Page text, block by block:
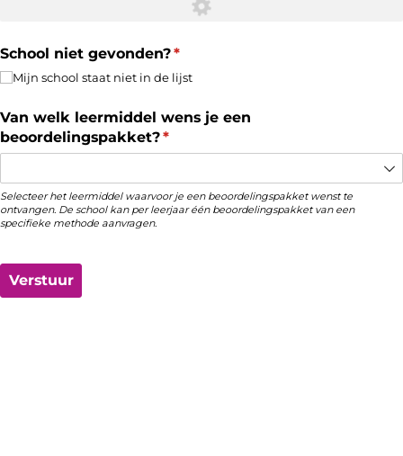
School niet gevonden?*
(is vereist)
Mijn school staat niet in de lijst
Van welk leermiddel wens je een
beoordelingspakket?*
(is vereist)
Selecteer het leermiddel waarvoor je een beoordelingspakket wenst te
ontvangen. De school kan per leerjaar één beoordelingspakket van een
specifieke methode aanvragen.
Verstuur